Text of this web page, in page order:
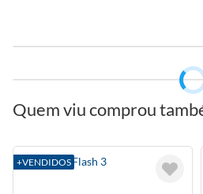
Quem viu comprou
+VENDIDOS
Absolute Flash 3